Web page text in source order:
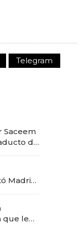
Telegram
Saceem
de
Madrid:
que le